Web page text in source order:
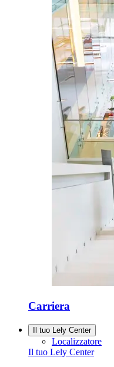
Carriera
Il tuo Lely Center
Localizzatore
Il tuo Lely Center